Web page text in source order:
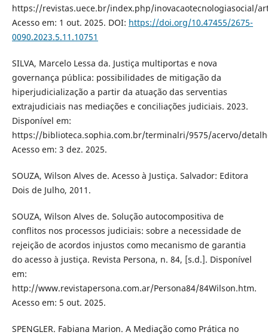
https://revistas.uece.br/index.php/inovacaotecnologiasocial/
Acesso em: 1 out. 2025. DOI: https://doi.org/10.47455/2675-
0090.2023.5.11.10751
SILVA, Marcelo Lessa da. Justiça multiportas e nova
governança pública: possibilidades de mitigação da
hiperjudicialização a partir da atuação das serventias
extrajudiciais nas mediações e conciliações judiciais. 2023.
Disponível em:
https://biblioteca.sophia.com.br/terminalri/9575/acervo/
Acesso em: 3 dez. 2025.
SOUZA, Wilson Alves de. Acesso à Justiça. Salvador: Editora
Dois de Julho, 2011.
SOUZA, Wilson Alves de. Solução autocompositiva de
conflitos nos processos judiciais: sobre a necessidade de
rejeição de acordos injustos como mecanismo de garantia
do acesso à justiça. Revista Persona, n. 84, [s.d.]. Disponível
em:
http://www.revistapersona.com.ar/Persona84/84Wilson.htm.
Acesso em: 5 out. 2025.
SPENGLER. Fabiana Marion. A Mediação como Prática no